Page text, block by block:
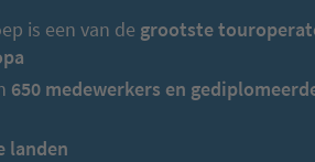
is een van de grootste
650 medewerkers en
landen